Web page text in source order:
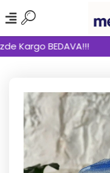
Kargo BEDAVA!!!